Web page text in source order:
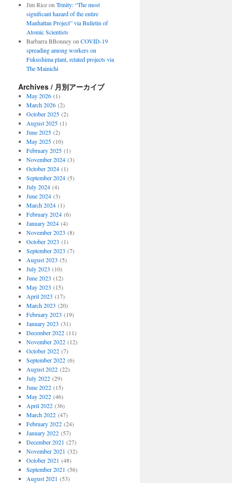
Jim Riceon Trinity: “The most
significant hazard of the entire
Manhattan Project” via Bulletin of
Atomic Scientists
Barbarra BBonneyon COVID-19
spreading among workers on
Fukushima plant, related projects via
The Mainichi
Archives / 月別アーカイブ
May 2026(1)
March 2026(2)
October 2025(2)
August 2025(1)
June 2025(2)
May 2025(10)
February 2025(1)
November 2024(3)
October 2024(1)
September 2024(5)
July 2024(4)
June 2024(3)
March 2024(1)
February 2024(6)
January 2024(4)
November 2023 (8)
October 2023 (1)
September 2023 (7)
August 2023 (5)
July 2023 (10)
June 2023 (12)
May 2023 (15)
April 2023 (17)
March 2023 (20)
February 2023 (19)
January 2023 (31)
December 2022(11)
November 2022(12)
October 2022(7)
September 2022(6)
August 2022(22)
July 2022(29)
June 2022(15)
May 2022(46)
April 2022(36)
March 2022(47)
February 2022(24)
January 2022(57)
December 2021 (27)
November 2021 (32)
October 2021 (48)
September 2021 (56)
August 2021 (53)